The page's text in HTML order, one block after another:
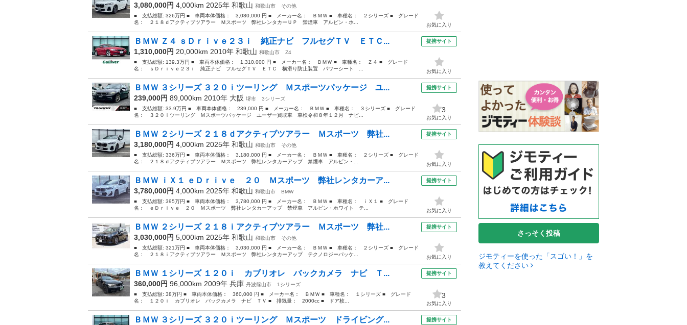
3,080,000円 4,000km 2025年 和歌山 和歌山市
その他
■ 支払総額: 326万円 ■ 車両本体価格： 3,080,000 円 ■ メーカー名： ＢＭＷ ■ 車種名： ２シリーズ ■ グレード
名： ２１８ｄアクティブツアラー Ｍスポーツ 弊社レンタカーＵＰ 禁煙車 アルピン・ホ...
お気に入り
ＢＭＷ Ｚ４ ｓＤｒｉｖｅ２３ｉ 純正ナビ フルセグＴＶ ＥＴＣ...
1,310,000円 20,000km 2010年 和歌山 和歌山市
Z4
■ 支払総額: 139.3万円 ■ 車両本体価格： 1,310,000 円 ■ メーカー名： ＢＭＷ ■ 車種名： Ｚ４ ■ グレード
名： ｓＤｒｉｖｅ２３ｉ 純正ナビ フルセグＴＶ ＥＴＣ 横滑り防止装置 パワーシート ...
提携サイト
お気に入り
ＢＭＷ ３シリーズ ３２０ｉツーリング Ｍスポーツパッケージ ユ...
239,000円 89,000km 2010年 大阪 堺市
3シリーズ
■ 支払総額: 33.9万円 ■ 車両本体価格： 239,000 円 ■ メーカー名： ＢＭＷ ■ 車種名： ３シリーズ ■ グレード
名： ３２０ｉツーリング Ｍスポーツパッケージ ユーザー買取車 車検令和８年１２月 ナビ...
提携サイト
3
お気に入り
ＢＭＷ ２シリーズ ２１８ｄアクティブツアラー Ｍスポーツ 弊社...
3,180,000円 4,000km 2025年 和歌山 和歌山市
その他
■ 支払総額: 336万円 ■ 車両本体価格： 3,180,000 円 ■ メーカー名： ＢＭＷ ■ 車種名： ２シリーズ ■ グレード
名： ２１８ｄアクティブツアラー Ｍスポーツ 弊社レンタカーアップ 禁煙車 アルピン・...
提携サイト
お気に入り
ＢＭＷ ｉＸ１ ｅＤｒｉｖｅ ２０ Ｍスポーツ 弊社レンタカーア...
3,780,000円 4,000km 2025年 和歌山 和歌山市
BMW
■ 支払総額: 395万円 ■ 車両本体価格： 3,780,000 円 ■ メーカー名： ＢＭＷ ■ 車種名： ｉＸ１ ■ グレード
名： ｅＤｒｉｖｅ ２０ Ｍスポーツ 弊社レンタカーアップ 禁煙車 アルピン・ホワイト テ...
提携サイト
お気に入り
ＢＭＷ ２シリーズ ２１８ｉアクティブツアラー Ｍスポーツ 弊社...
3,030,000円 5,000km 2025年 和歌山 和歌山市
その他
■ 支払総額: 321万円 ■ 車両本体価格： 3,030,000 円 ■ メーカー名： ＢＭＷ ■ 車種名： ２シリーズ ■ グレード
名： ２１８ｉアクティブツアラー Ｍスポーツ 弊社レンタカーアップ テクノロジーパッケ...
提携サイト
お気に入り
ＢＭＷ １シリーズ １２０ｉ カブリオレ バックカメラ ナビ Ｔ...
360,000円 96,000km 2009年 兵庫 丹波篠山市
1シリーズ
■ 支払総額: 38万円 ■ 車両本体価格： 360,000 円 ■ メーカー名： ＢＭＷ ■ 車種名： １シリーズ ■ グレード
名： １２０ｉ カブリオレ バックカメラ ナビ ＴＶ ■ 排気量： 2000cc ■ ドア枚...
提携サイト
3
お気に入り
ＢＭＷ ３シリーズ ３２０ｉツーリング Ｍスポーツ ドライビング... 提携サイト
さっそく投稿
ジモティーを使った「スゴい！」を
教えてください